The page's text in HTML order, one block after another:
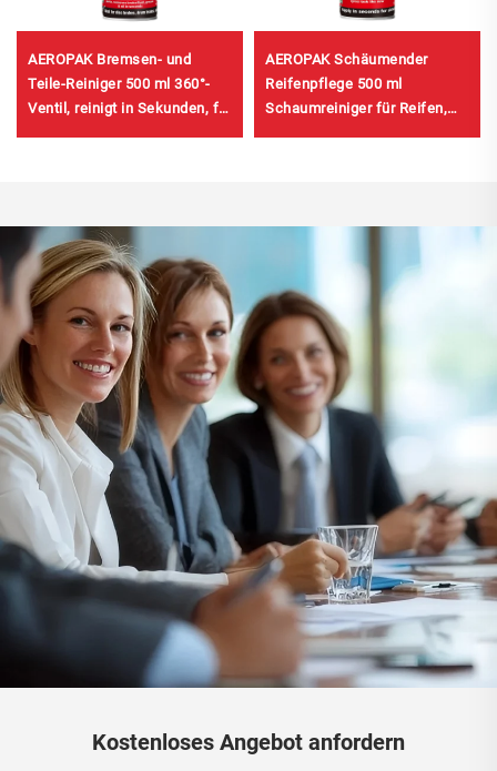
AEROPAK Bremsen- und
Teile-Reiniger 500 ml 360°-
Ventil, reinigt in Sekunden, für
AEROPAK Schäumender
Reifenpflege 500 ml
Schaumreiniger für Reifen,
Kostenloses Angebot anfordern